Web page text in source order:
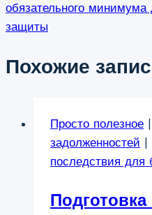
обязательного минимума
защиты
Похожие
Просто полезное
задолженностей
последствия для